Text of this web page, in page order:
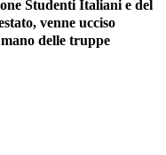
Studenti Italiani e del
venne ucciso
delle truppe